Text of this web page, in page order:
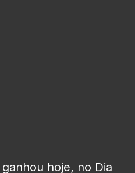
hoje, no Dia